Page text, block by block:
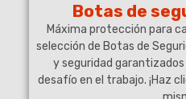
Botas de
Máxima protección para
selección de Botas de
y seguridad
desafío en el trabajo. ¡Haz